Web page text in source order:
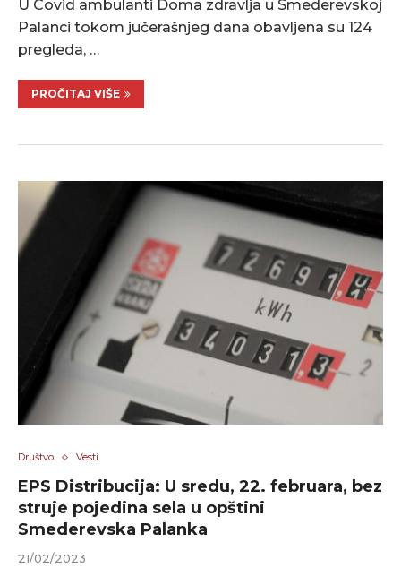
U Covid ambulanti Doma zdravlja u Smederevskoj
Palanci tokom jučerašnjeg dana obavljena su 124
pregleda, …
PROČITAJ VIŠE
Društvo Vesti
EPS Distribucija: U sredu, 22. februara, bez
struje pojedina sela u opštini
Smederevska Palanka
21/02/2023